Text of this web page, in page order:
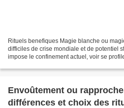
Rituels benefiques Magie blanche ou
difficiles de crise mondiale et de potentiel
impose le confinement actuel, voir se
Envoûtement ou
différences et choix des